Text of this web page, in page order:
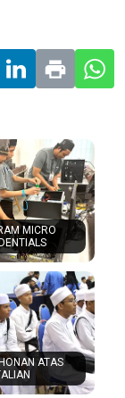
MICRO
ATAS